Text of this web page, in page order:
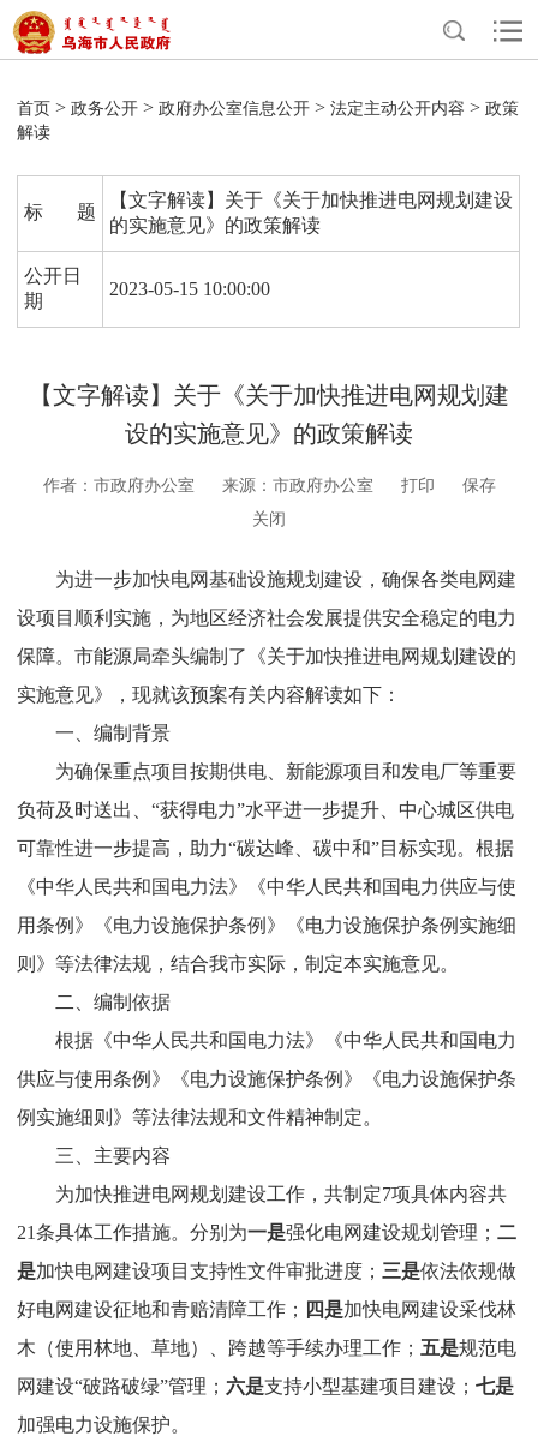
首页 >政务公开 >政府办公室信息公开 >法定主动公开内容 >政策
解读
标 题
【文字解读】关于《关于加快推进电网规划建设
的实施意见》的政策解读
公开日
期
2023-05-15 10:00:00
【文字解读】关于《关于加快推进电网规划建
设的实施意见》的政策解读
作者：市政府办公室 来源：市政府办公室 打印
保存
关闭
为进一步加快电网基础设施规划建设，确保各类电网建
设项目顺利实施，为地区经济社会发展提供安全稳定的电力
保障。市能源局牵头编制了
《关于加快推进电网规划建设的
实施意见》
，现就该预案有关内容解读如下：
一、编制背景
为确保重点项目按期供电、新能源项目和发电厂等重要
负荷及时送出、“获得电力”水平进一步提升
中心城区供电
可靠性进一步提高 ， 助力“碳达峰、碳中和”目标实现。根据
《中华人民共和国电力法》《中华人民共和国电力供应与使
用条例》《电力设施保护条例》《电力设施保护条例实施细
则》等法律法规，结合我市实际，制定本实施意见。
二、编制依据
根据《中华人民共和国电力法》《中华人民共和国电力
供应与使用条例》《电力设施保护条例》《电力设施保护条
例实施细则》等法律法规和文件精神制定。
三、主要内容
为加快推进电网规划建设工作，共制定7项具体内容共
21条具体工作措施。分别为一是强化电网建设规划管理；二
是加快电网建设项目支持性文件审批进度； 三是依法依规做
好电网建设征地和青赔清障工作； 四是加快电网建设采伐林
木（使用林地、草地）、跨越等手续办理工作； 五是规范电
网建设“破路破绿”管理；六是支持小型基建项目建设；七是
加强电力设施保护。